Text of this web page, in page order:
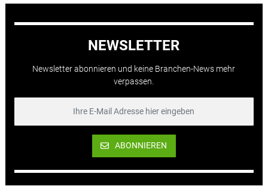
NEWSLETTER
Newsletter abonnieren und keine Branchen-News mehr
verpassen.
ABONNIEREN